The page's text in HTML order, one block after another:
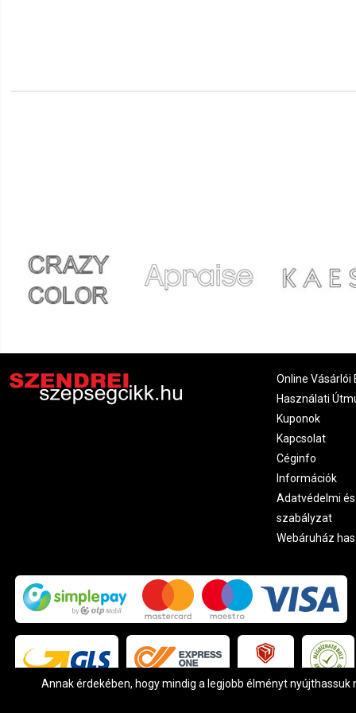
Online Vásárlói
Használati
Kuponok
Kapcsolat
Céginfo
Információk
Adatvédelmi
szabályzat
Webáruház
Annak érdekében, hogy mindig a legjobb élményt